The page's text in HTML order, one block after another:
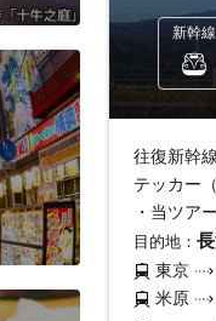
新幹線
往復新幹
テッカー
・当ツア
目的地：
東京
米原